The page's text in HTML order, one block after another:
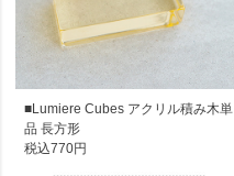
■Lumiere Cubes アクリル積み木単
品 長方形
税込770円